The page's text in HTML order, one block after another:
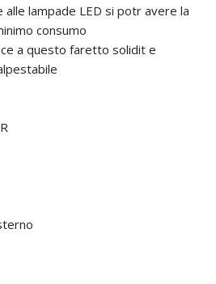
alle lampade LED si potr avere la
consumo
a questo faretto solidit e